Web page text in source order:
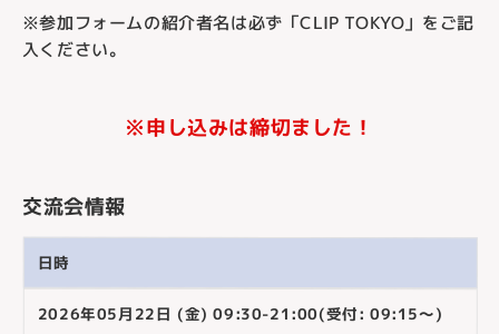
※参加フォームの紹介者名は必ず「CLIP TOKYO」をご記
入ください。
※申し込みは締切ました！
交流会情報
日時
2026年05月22日 (金) 09:30-21:00(受付: 09:15～)